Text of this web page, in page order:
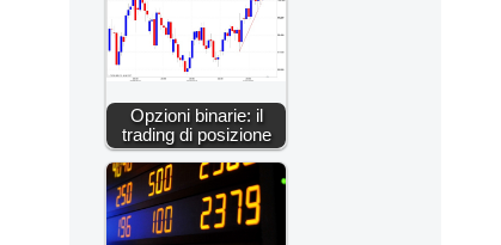
Opzioni binarie: il
trading di posizione